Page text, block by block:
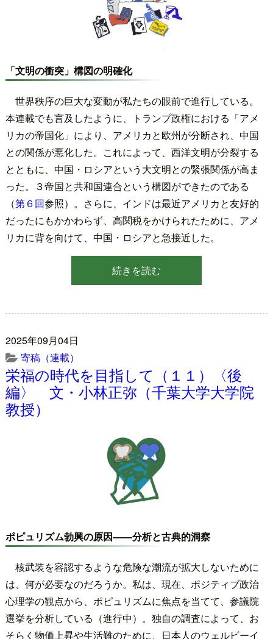
「文明の衝突」構図の明確化
世界秩序の巨大な変動が私たちの眼前で進行している。
本連載でも言及したように、トランプ政権における「アメ
リカの帝国化」により、アメリカと欧州が分断され、中国
との関係が悪化した。これによって、西洋文明が分裂する
とともに、中国・ロシアという大文明との緊張関係が高ま
った。３帝国と共和国連合という構図ができたのである
（第６回参照）。さらに、インドは最近アメリカと友好的
だったにもかかわらず、高関税をかけられたために、アメ
リカに背を向けて、中国・ロシアと急接近した。
続きを読む
2025年09月04日
寄稿（連載）
栄福の時代を目指して（１１）〈後
編〉 文・小林正弥（千葉大学大学院
教授）
ポピュリズム勃興の原因――分析と古典的洞察
核武装を容認するような危険な潮流が拡大しないために
は、何が必要なのだろうか。私は、現在、ポジティブ政治
心理学の観点から、ポピュリズムに焦点を当てて、参議院
選挙を分析している（進行中）。独自の調査によって、お
そらく物価上昇や生活難のために、日本人のウェルビーイ